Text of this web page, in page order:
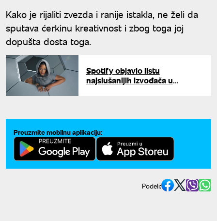
Kako je rijaliti zvezda i ranije istakla, ne želi da
sputava ćerkinu kreativnost i zbog toga joj
dopušta dosta toga.
Spotify objavio listu
najslušanijih izvođača u
Preuzmite mobilnu aplikaciju:
Podeli: